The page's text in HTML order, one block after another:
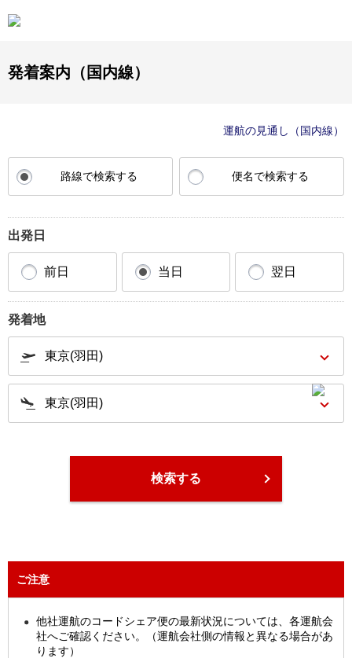
発着案内（国内線）
運航の見通し（国内線）
路線で検索する 便名で検索する
出発日
前日 当日 翌日
発着地
検索する
ご注意
他社運航のコードシェア便の最新状況については、各運航会
社へご確認ください。（運航会社側の情報と異なる場合があ
ります）